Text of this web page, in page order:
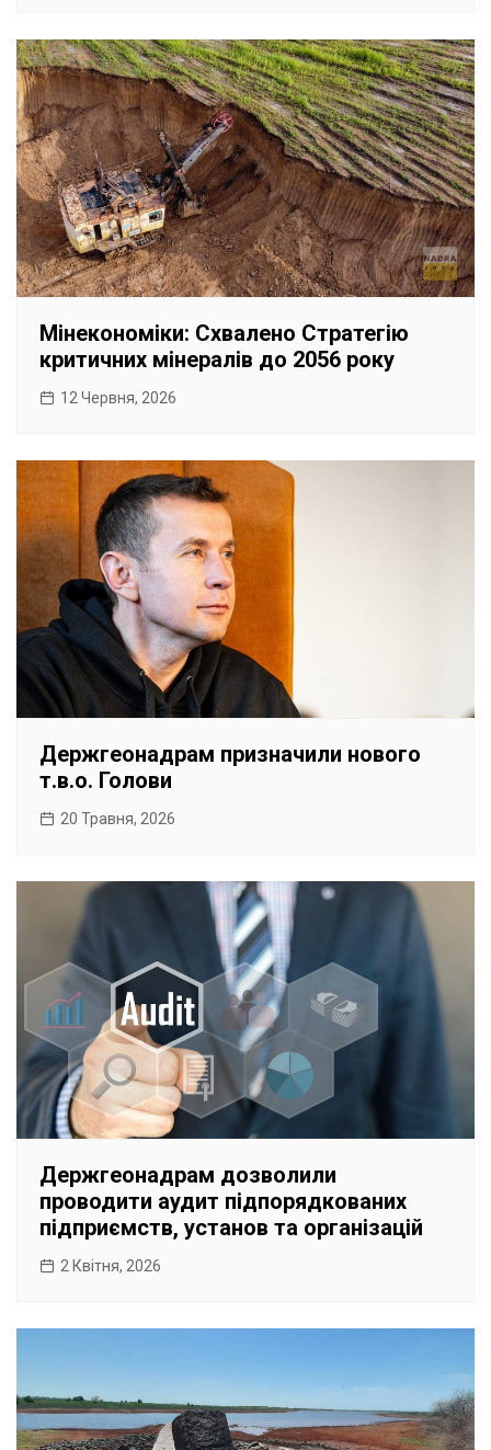
Мінекономіки: Схвалено Стратегію
критичних мінералів до 2056 року
12 Червня, 2026
Держгеонадрам призначили нового
т.в.о. Голови
20 Травня, 2026
Держгеонадрам дозволили
проводити аудит підпорядкованих
підприємств, установ та організацій
2 Квітня, 2026